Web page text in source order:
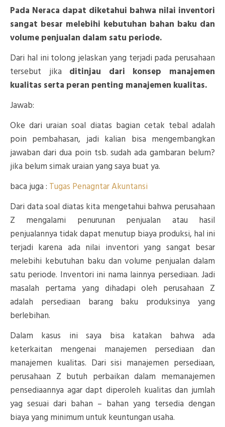
Pada Neraca dapat diketahui bahwa nilai inventori
sangat besar melebihi kebutuhan bahan baku dan
volume penjualan dalam satu periode.
Dari hal ini tolong jelaskan yang terjadi pada perusahaan
tersebut jika ditinjau dari konsep manajemen
kualitas serta peran penting manajemen kualitas.
Jawab:
Oke dari uraian soal diatas bagian cetak tebal adalah
poin pembahasan, jadi kalian bisa mengembangkan
jawaban dari dua poin tsb. sudah ada gambaran belum?
jika belum simak uraian yang saya buat ya.
baca juga :Tugas Penagntar Akuntansi
Dari data soal diatas kita mengetahui bahwa perusahaan
Z mengalami penurunan penjualan atau hasil
penjualannya tidak dapat menutup biaya produksi, hal ini
terjadi karena ada nilai inventori yang sangat besar
melebihi kebutuhan baku dan volume penjualan dalam
satu periode. Inventori ini nama lainnya persediaan. Jadi
masalah pertama yang dihadapi oleh perusahaan Z
adalah persediaan barang baku produksinya yang
berlebihan.
Dalam kasus ini saya bisa katakan bahwa ada
keterkaitan mengenai manajemen persediaan dan
manajemen kualitas. Dari sisi manajemen persediaan,
perusahaan Z butuh perbaikan dalam memanajemen
pensediaannya agar dapt diperoleh kualitas dan jumlah
yag sesuai dari bahan – bahan yang tersedia dengan
biaya yang minimum untuk keuntungan usaha.